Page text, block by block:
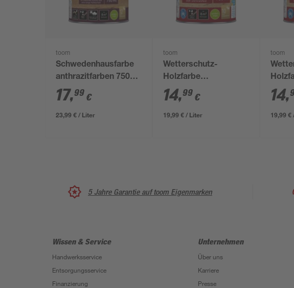
toom
Schwedenhausfarbe
anthrazitfarben 750
ml
17,99 €
23,99 € / Liter
toom
Wetterschutz-
Holzfarbe
anthrazitfarben 750
ml
14,99 €
19,99 € / Liter
toom
750
14,
19,99 €
5 Jahre Garantie auf toom Eigenmarken
Wissen & Service
Handwerksservice
Entsorgungsservice
Finanzierung
Unternehmen
Über uns
Karriere
Presse